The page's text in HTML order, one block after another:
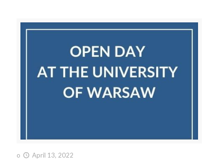
o
April 13, 2022